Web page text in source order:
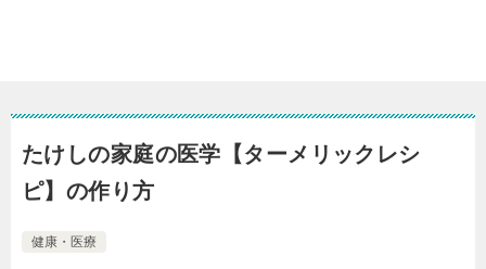
たけしの家庭の医学【ターメリックレシ
ピ】の作り方
健康・医療